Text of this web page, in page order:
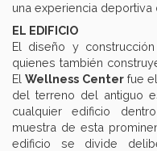
una experiencia deportiva
EL EDIFICIO
El diseño y
quienes también
ElWellness Centerfue
del terreno del antiguo
cualquier edificio
muestra de esta
edificio se divide